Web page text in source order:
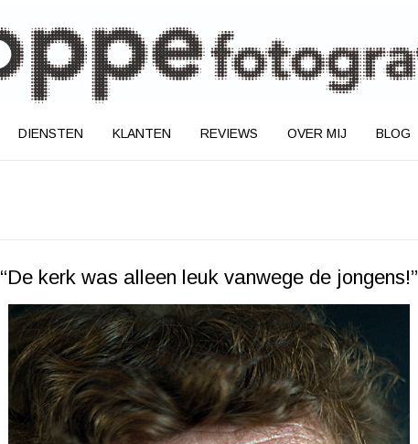
DIENSTEN KLANTEN REVIEWS OVER MIJ BLOG
“De kerk was alleen leuk vanwege de jongens!”